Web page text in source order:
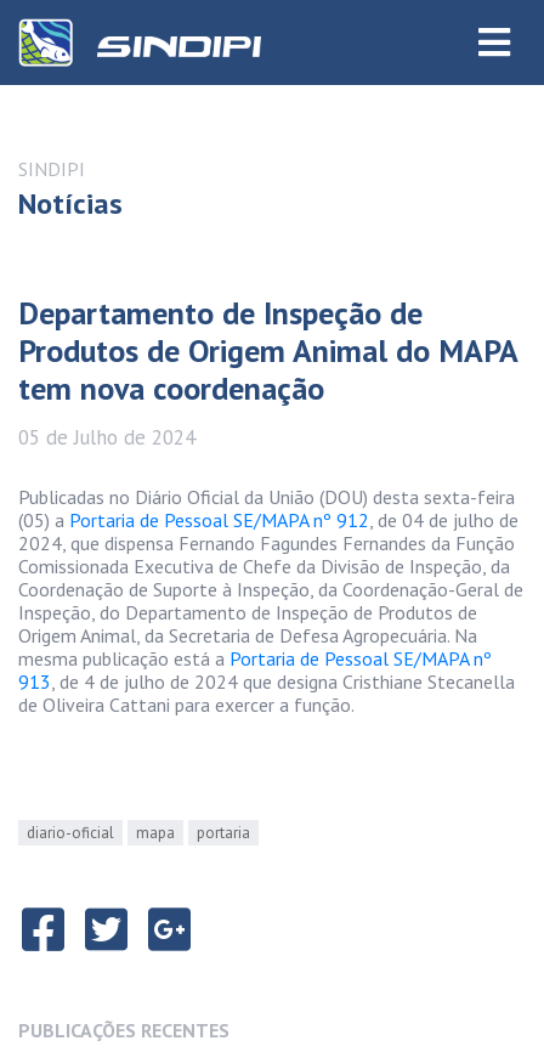
SINDIPI
Notícias
Departamento de Inspeção de
Produtos de Origem Animal do MAPA
tem nova coordenação
05 deJulho de 2024
Publicadas no Diário Oficial da União (DOU) desta sexta-feira
(05) a Portaria de Pessoal SE/MAPA nº 912, de 04 de julho de
2024, que dispensa Fernando Fagundes Fernandes da Função
Comissionada Executiva de Chefe da Divisão de Inspeção, da
Coordenação de Suporte à Inspeção, da Coordenação-Geral de
Inspeção, do Departamento de Inspeção de Produtos de
Origem Animal, da Secretaria de Defesa Agropecuária. Na
mesma publicação está a Portaria de Pessoal SE/MAPA nº
913, de 4 de julho de 2024 que designa Cristhiane Stecanella
de Oliveira Cattani para exercer a função.
diario-oficial mapa portaria
PUBLICAÇÕES RECENTES